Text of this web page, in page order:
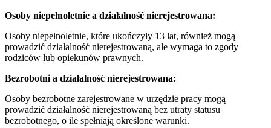
Osoby niepełnoletnie a działalność nierejestrowana:
Osoby niepełnoletnie, które ukończyły 13 lat, również mogą
prowadzić działalność nierejestrowaną, ale wymaga to zgody
rodziców lub opiekunów prawnych.
Bezrobotni a działalność nierejestrowana:
Osoby bezrobotne zarejestrowane w urzędzie pracy mogą
prowadzić działalność nierejestrowaną bez utraty statusu
bezrobotnego, o ile spełniają określone warunki.